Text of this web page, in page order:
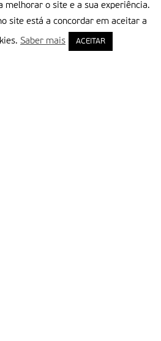
melhorar o site e a sua experiência.
site está a concordar em aceitar a
Saber mais ACEITAR